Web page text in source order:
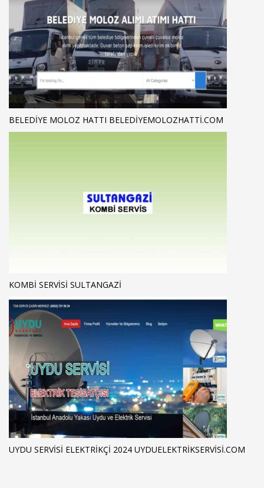
BELEDIYE MOLOZ HATTI BELEDIYEMOLOZHATTI.COM
KOMBI SERVISI SULTANGAZI
UYDU SERVISI ELEKTRIKÇI 2024 UYDUELEKTRIKSERVISI.COM